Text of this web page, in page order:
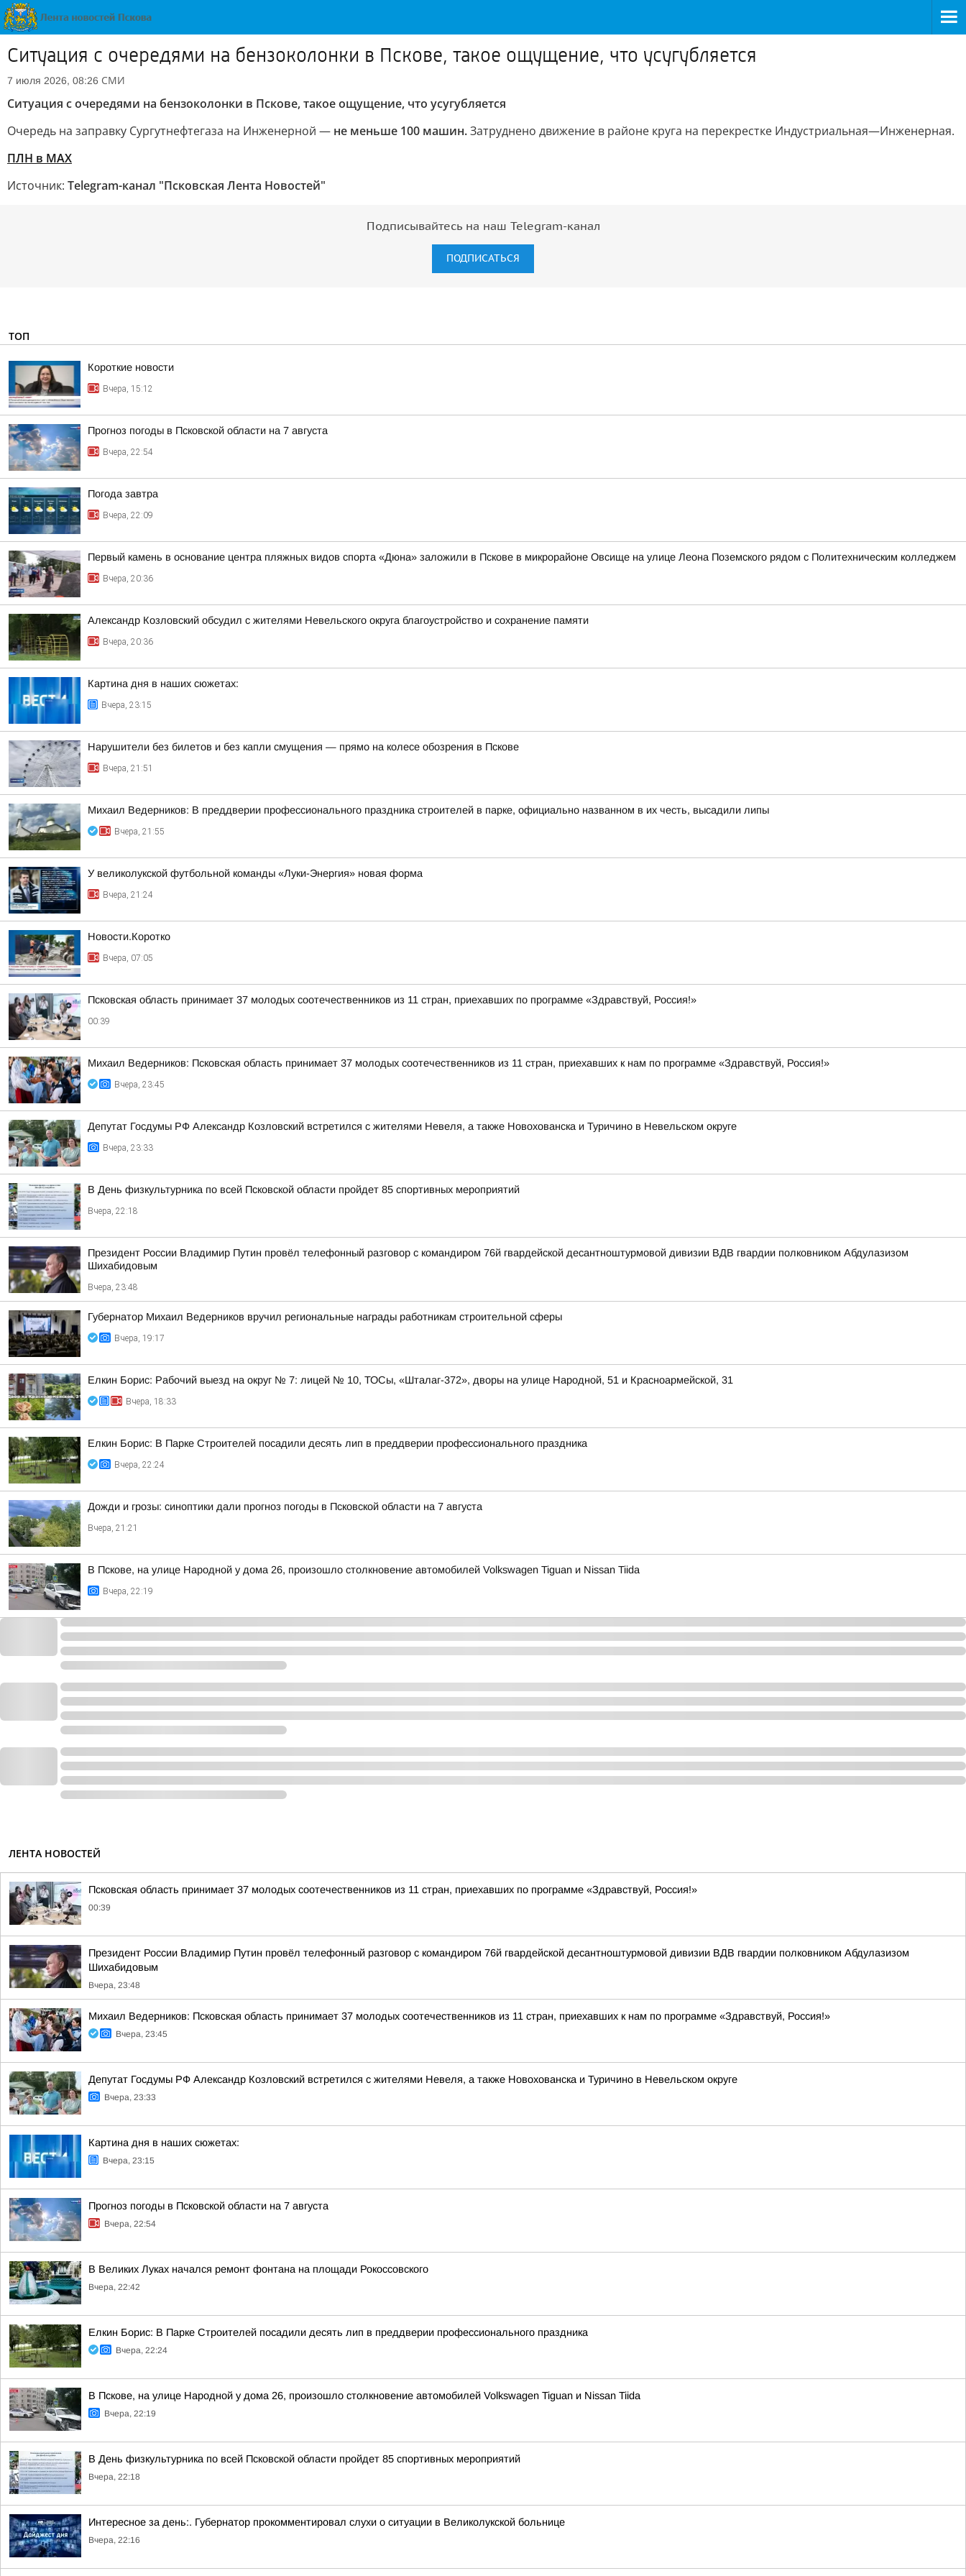
Ситуация с очередями на бензоколонки в Пскове, такое ощущение, что усугубляется
7 июля 2026, 08:26 СМИ
Ситуация с очередями на бензоколонки в Пскове, такое ощущение, что усугубляется
Очередь на заправку Сургутнефтегаза на Инженерной — не меньше 100 машин.Затруднено движение в районе круга на перекрестке Индустриальная—Инженерная.
ПЛН в MAX
Источник: Telegram-канал "Псковская Лента Новостей"
Подписывайтесь на наш Telegram-канал
ПОДПИСАТЬСЯ
ТОП
Короткие новости
Вчера, 15:12
Прогноз погоды в Псковской области на 7 августа
Вчера, 22:54
Погода завтра
Вчера, 22:09
Первый камень в основание центра пляжных видов спорта «Дюна» заложили в Пскове в микрорайоне Овсище на улице Леона Поземского рядом с Политехническим колледжем
Вчера, 20:36
Александр Козловский обсудил с жителями Невельского округа благоустройство и сохранение памяти
Вчера, 20:36
Картина дня в наших сюжетах:
Вчера, 23:15
Нарушители без билетов и без капли смущения — прямо на колесе обозрения в Пскове
Вчера, 21:51
Михаил Ведерников: В преддверии профессионального праздника строителей в парке, официально названном в их честь, высадили липы
Вчера, 21:55
У великолукской футбольной команды «Луки-Энергия» новая форма
Вчера, 21:24
Новости.Коротко
Вчера, 07:05
Псковская область принимает 37 молодых соотечественников из 11 стран, приехавших по программе «Здравствуй, Россия!»
00:39
Михаил Ведерников: Псковская область принимает 37 молодых соотечественников из 11 стран, приехавших к нам по программе «Здравствуй, Россия!»
Вчера, 23:45
Депутат Госдумы РФ Александр Козловский встретился с жителями Невеля, а также Новохованска и Туричино в Невельском округе
Вчера, 23:33
В День физкультурника по всей Псковской области пройдет 85 спортивных мероприятий
Вчера, 22:18
Президент России Владимир Путин провёл телефонный разговор с командиром 76й гвардейской десантноштурмовой дивизии ВДВ гвардии полковником Абдулазизом
Шихабидовым
Вчера, 23:48
Губернатор Михаил Ведерников вручил региональные награды работникам строительной сферы
Вчера, 19:17
Елкин Борис: Рабочий выезд на округ № 7: лицей № 10, ТОСы, «Шталаг-372», дворы на улице Народной, 51 и Красноармейской, 31
Вчера, 18:33
Елкин Борис: В Парке Строителей посадили десять лип в преддверии профессионального праздника
Вчера, 22:24
Дожди и грозы: синоптики дали прогноз погоды в Псковской области на 7 августа
Вчера, 21:21
В Пскове, на улице Народной у дома 26, произошло столкновение автомобилей Volkswagen Tiguan и Nissan Tiida
Вчера, 22:19
ЛЕНТА НОВОСТЕЙ
Псковская область принимает 37 молодых соотечественников из 11 стран, приехавших по программе «Здравствуй, Россия!»
00:39
Президент России Владимир Путин провёл телефонный разговор с командиром 76й гвардейской десантноштурмовой дивизии ВДВ гвардии полковником Абдулазизом
Шихабидовым
Вчера, 23:48
Михаил Ведерников: Псковская область принимает 37 молодых соотечественников из 11 стран, приехавших к нам по программе «Здравствуй, Россия!»
Вчера, 23:45
Депутат Госдумы РФ Александр Козловский встретился с жителями Невеля, а также Новохованска и Туричино в Невельском округе
Вчера, 23:33
Картина дня в наших сюжетах:
Вчера, 23:15
Прогноз погоды в Псковской области на 7 августа
Вчера, 22:54
В Великих Луках начался ремонт фонтана на площади Рокоссовского
Вчера, 22:42
Елкин Борис: В Парке Строителей посадили десять лип в преддверии профессионального праздника
Вчера, 22:24
В Пскове, на улице Народной у дома 26, произошло столкновение автомобилей Volkswagen Tiguan и Nissan Tiida
Вчера, 22:19
В День физкультурника по всей Псковской области пройдет 85 спортивных мероприятий
Вчера, 22:18
Интересное за день:. Губернатор прокомментировал слухи о ситуации в Великолукской больнице
Вчера, 22:16